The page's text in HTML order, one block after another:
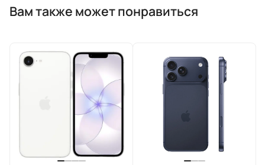
Вам также может понравиться